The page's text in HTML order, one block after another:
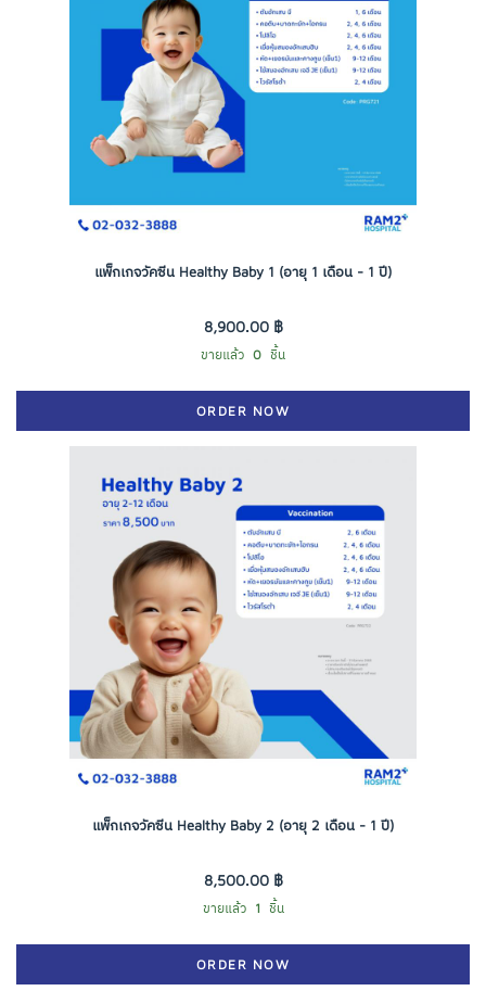
แพ็กเกจวัคซีน Healthy Baby 1 (อายุ 1 เดือน - 1 ปี)
8,900.00 ฿
ขายแล้ว 0 ชิ้น
ORDER NOW
แพ็กเกจวัคซีน Healthy Baby 2 (อายุ 2 เดือน - 1 ปี)
8,500.00 ฿
ขายแล้ว 1 ชิ้น
ORDER NOW